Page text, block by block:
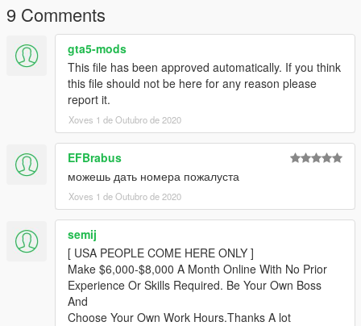
9 Comments
gta5-mods
This file has been approved automatically. If you think
this file should not be here for any reason please
report it.
Xoves 1 de Outubro de 2020
EFBrabus
можешь дать номера пожалуста
Xoves 1 de Outubro de 2020
semij
[ USA PEOPLE COME HERE ONLY ]
Make $6,000-$8,000 A Month Online With No Prior
Experience Or Skills Required. Be Your Own Boss
And
Choose Your Own Work Hours.Thanks A lot